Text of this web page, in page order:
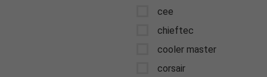
cee
chieftec
cooler master
corsair